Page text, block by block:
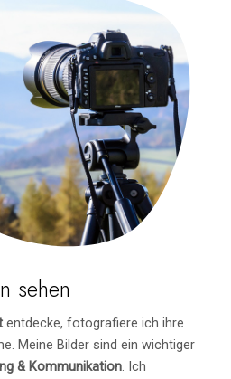
sehen
entdecke, fotografiere ich ihre
Meine Bilder sind ein wichtiger
& Kommunikation. Ich